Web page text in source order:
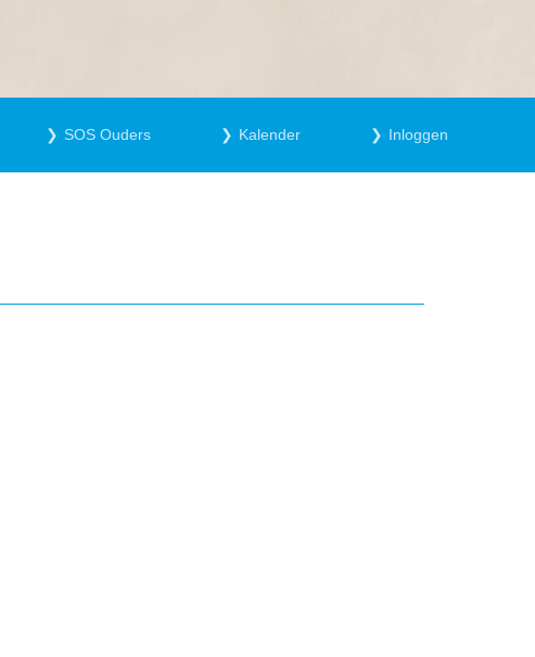
SOS Ouders Kalender Inloggen